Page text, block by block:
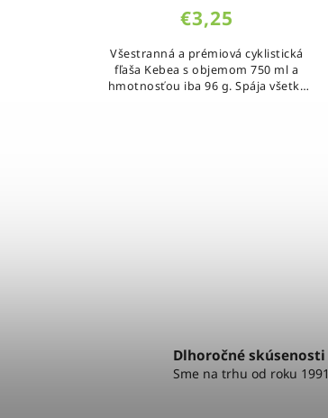
€3,25
Všestranná a prémiová cyklistická
fľaša Kebea s objemom 750 ml a
hmotnosťou iba 96 g. Spája všetky
Dlhoročné skúsenosti
Sme na trhu od roku 1991